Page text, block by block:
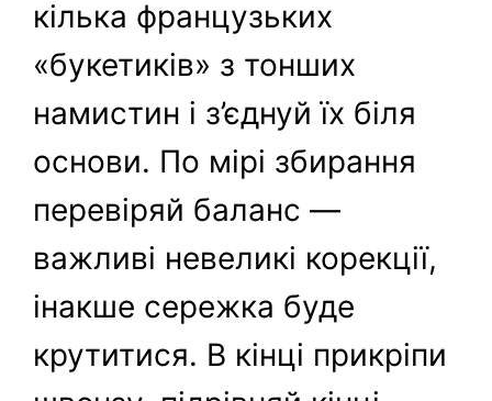
кілька французьких
«букетиків» з тонших
намистин і з’єднуй їх біля
основи. По мірі збирання
перевіряй баланс —
важливі невеликі корекції,
інакше сережка буде
крутитися. В кінці прикріпи